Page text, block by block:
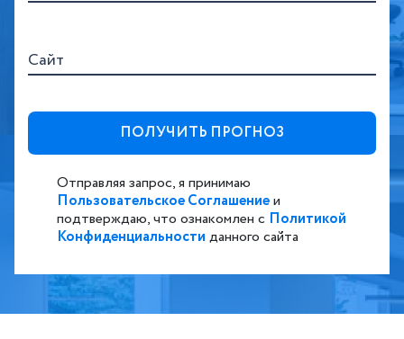
Сайт
Отправляя запрос, я принимаю
Пользовательское Соглашениеи
подтверждаю, что ознакомлен с Политикой
Конфиденциальности данного сайта